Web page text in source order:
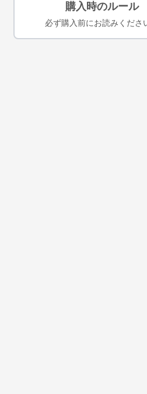
購入時のルール
必ず購入前にお読みくださ